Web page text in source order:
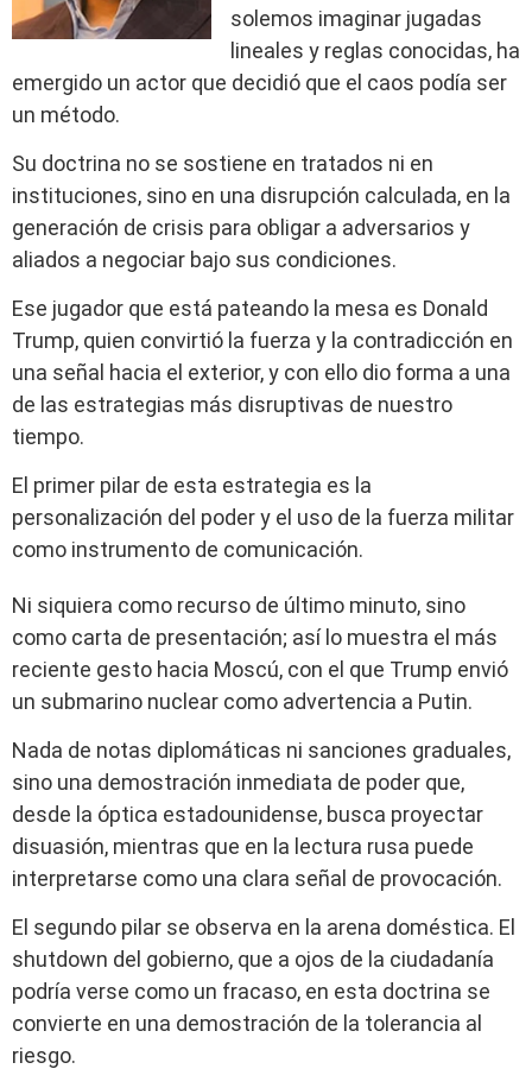
solemos imaginar jugadas
lineales y reglas conocidas, ha
emergido un actor que decidió que el caos podía ser
un método.
Su doctrina no se sostiene en tratados ni en
instituciones, sino en una disrupción calculada, en la
generación de crisis para obligar a adversarios y
aliados a negociar bajo sus condiciones.
Ese jugador que está pateando la mesa es Donald
Trump, quien convirtió la fuerza y la contradicción en
una señal hacia el exterior, y con ello dio forma a una
de las estrategias más disruptivas de nuestro
tiempo.
El primer pilar de esta estrategia es la
personalización del poder y el uso de la fuerza militar
como instrumento de comunicación.
Ni siquiera como recurso de último minuto, sino
como carta de presentación; así lo muestra el más
reciente gesto hacia Moscú, con el que Trump envió
un submarino nuclear como advertencia a Putin.
Nada de notas diplomáticas ni sanciones graduales,
sino una demostración inmediata de poder que,
desde la óptica estadounidense, busca proyectar
disuasión, mientras que en la lectura rusa puede
interpretarse como una clara señal de provocación.
El segundo pilar se observa en la arena doméstica. El
shutdown del gobierno, que a ojos de la ciudadanía
podría verse como un fracaso, en esta doctrina se
convierte en una demostración de la tolerancia al
riesgo.